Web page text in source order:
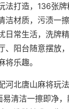
法打造，136张
洁材质，污渍一
日常生活，洗牌
、阳台随意摆放
乐趣。
河北唐山麻将玩
清洁一擦即净